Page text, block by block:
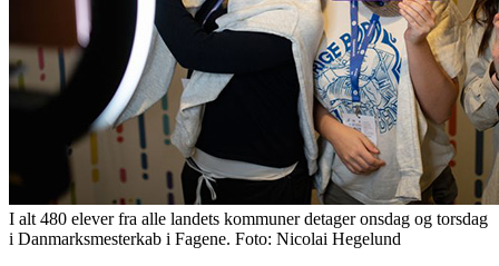
I alt 480 elever fra alle landets kommuner detager onsdag og torsdag
i Danmarksmesterkab i Fagene. Foto: Nicolai Hegelund